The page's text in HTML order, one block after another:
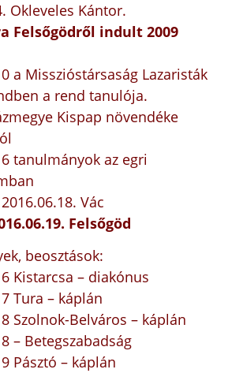
Okleveles Kántor.
Felsőgödről indult 2009
a Misszióstársaság Lazaristák
a rend tanulója.
Kispap növendéke
tanulmányok az egri
Vác
Felsőgöd
beosztások:
Kistarcsa – diakónus
Tura – káplán
Szolnok-Belváros – káplán
– Betegszabadság
Pásztó – káplán